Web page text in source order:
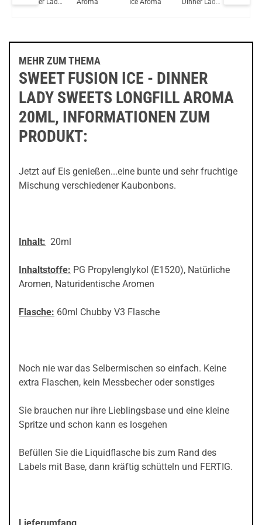
Dinner Lady
Aroma
Ice Aroma
Dinner Lady
MEHR ZUM THEMA
SWEET FUSION ICE - DINNER
LADY SWEETS LONGFILL AROMA
20ML, INFORMATIONEN ZUM
PRODUKT:
Jetzt auf Eis genießen...eine bunte und sehr fruchtige
Mischung verschiedener Kaubonbons.
Inhalt: 20ml
Inhaltstoffe: PG Propylenglykol (E1520), Natürliche
Aromen, Naturidentische Aromen
Flasche: 60ml Chubby V3 Flasche
Noch nie war das Selbermischen so einfach. Keine
extra Flaschen, kein Messbecher oder sonstiges
Sie brauchen nur ihre Lieblingsbase und eine kleine
Spritze und schon kann es losgehen
Befüllen Sie die Liquidflasche bis zum Rand des
Labels mit Base, dann kräftig schütteln und FERTIG.